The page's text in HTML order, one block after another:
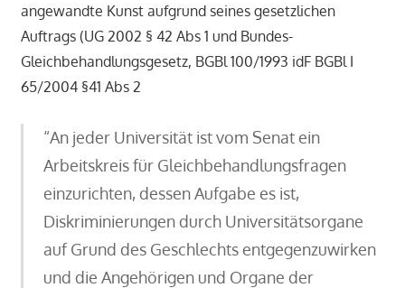
angewandte Kunst aufgrund seines gesetzlichen
Auftrags (UG 2002 § 42 Abs 1 und Bundes-
Gleichbehandlungsgesetz, BGBl 100/1993 idF BGBl I
65/2004 §41 Abs 2
“An jeder Universität ist vom Senat ein
Arbeitskreis für Gleichbehandlungsfragen
einzurichten, dessen Aufgabe es ist,
Diskriminierungen durch Universitätsorgane
auf Grund des Geschlechts entgegenzuwirken
und die Angehörigen und Organe der